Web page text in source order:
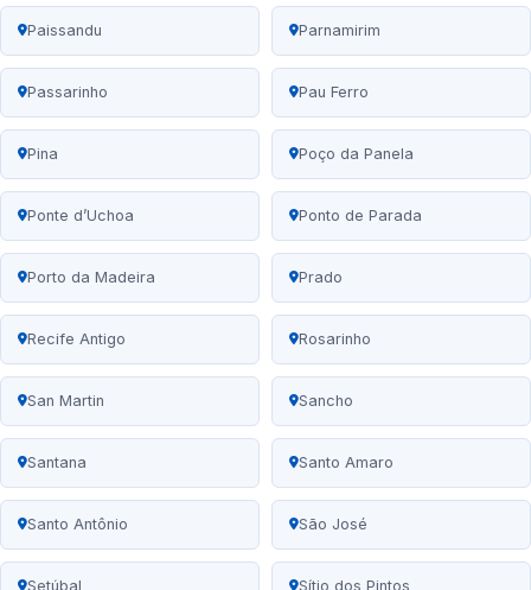
Paissandu Parnamirim
Passarinho Pau Ferro
Pina Poço da Panela
Ponte d’Uchoa Ponto de Parada
Porto da Madeira Prado
Recife Antigo Rosarinho
San Martin Sancho
Santana Santo Amaro
Santo Antônio São José
Setúbal Sítio dos Pintos